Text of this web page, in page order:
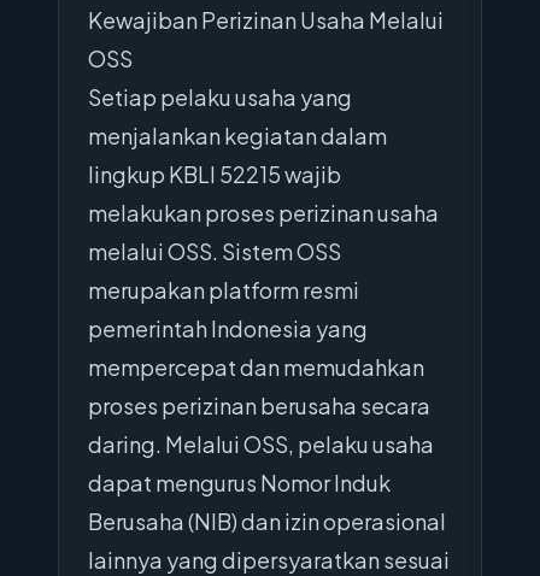
Kewajiban Perizinan Usaha Melalui
OSS
Setiap pelaku usaha yang
menjalankan kegiatan dalam
lingkup KBLI 52215 wajib
melakukan proses perizinan usaha
melalui OSS. Sistem OSS
merupakan platform resmi
pemerintah Indonesia yang
mempercepat dan memudahkan
proses perizinan berusaha secara
daring. Melalui OSS, pelaku usaha
dapat mengurus Nomor Induk
Berusaha (NIB) dan izin operasional
lainnya yang dipersyaratkan sesuai